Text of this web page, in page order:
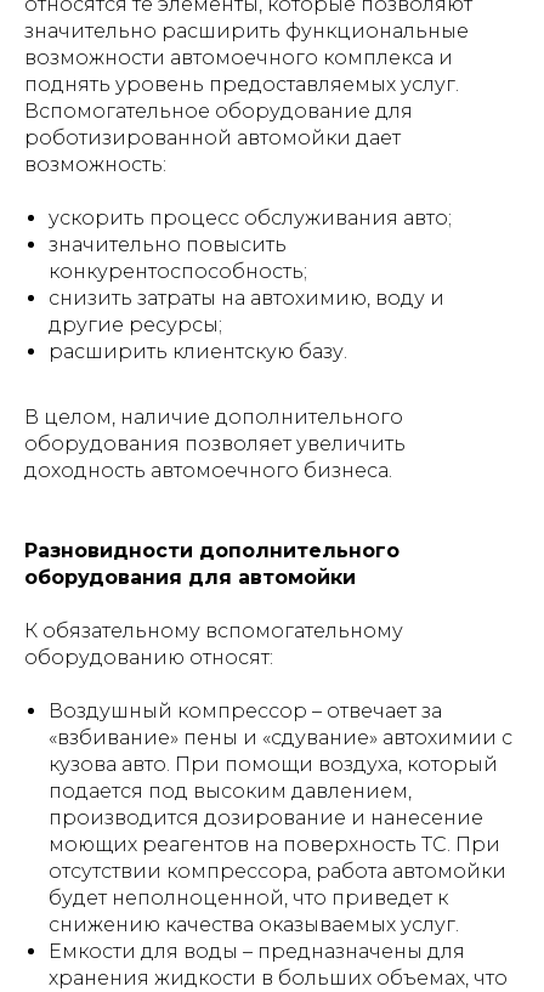
значительно расширить функциональные
возможности автомоечного комплекса и
поднять уровень предоставляемых услуг.
Вспомогательное оборудование для
роботизированной автомойки дает
возможность:
ускорить процесс обслуживания авто;
значительно повысить
конкурентоспособность;
снизить затраты на автохимию, воду и
другие ресурсы;
расширить клиентскую базу.
В целом, наличие дополнительного
оборудования позволяет увеличить
доходность автомоечного бизнеса.
Разновидности дополнительного
оборудования для автомойки
К обязательному вспомогательному
оборудованию относят:
Воздушный компрессор – отвечает за
«взбивание» пены и «сдувание» автохимии с
кузова авто. При помощи воздуха, который
подается под высоким давлением,
производится дозирование и нанесение
моющих реагентов на поверхность ТС. При
отсутствии компрессора, работа автомойки
будет неполноценной, что приведет к
снижению качества оказываемых услуг.
Емкости для воды – предназначены для
хранения жидкости в больших объемах, что